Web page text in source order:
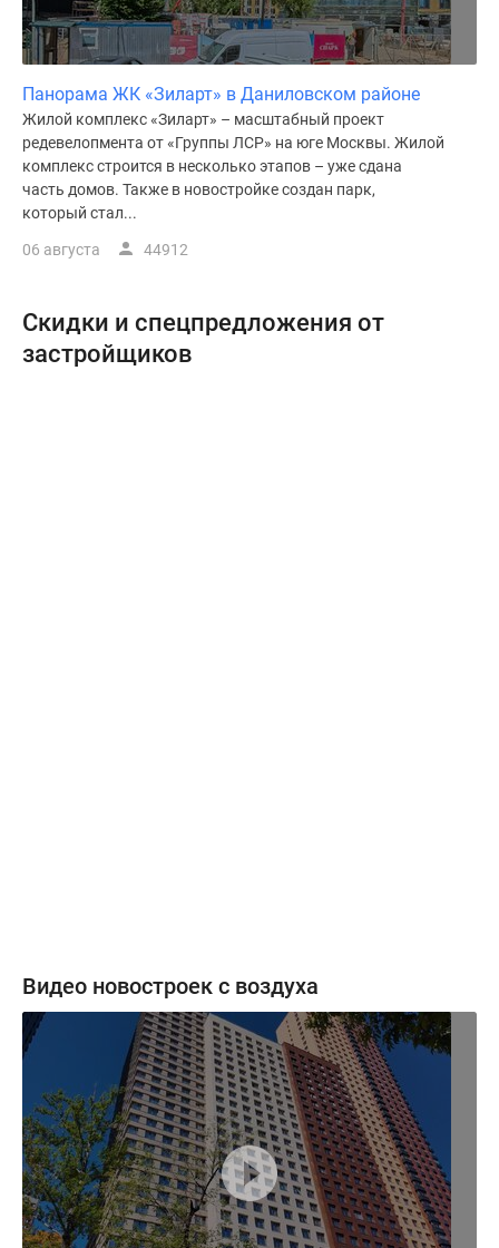
Панорама ЖК «Зиларт» в Даниловском районе
Жилой комплекс «Зиларт» – масштабный проект
редевелопмента от «Группы ЛСР» на юге Москвы. Жилой
комплекс строится в несколько этапов – уже сдана
часть домов. Также в новостройке создан парк,
который стал...
06 августа 44912
Скидки и спецпредложения от
застройщиков
Видео новостроек с воздуха